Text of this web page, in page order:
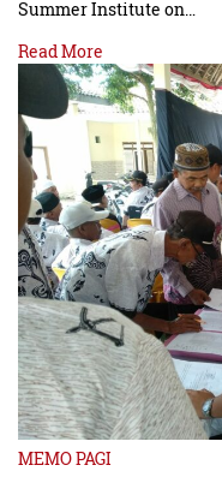
Summer Institute on…
Read More
MEMO PAGI